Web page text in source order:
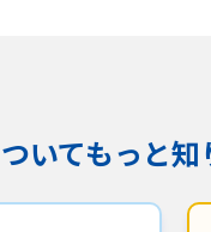
ついてもっと知